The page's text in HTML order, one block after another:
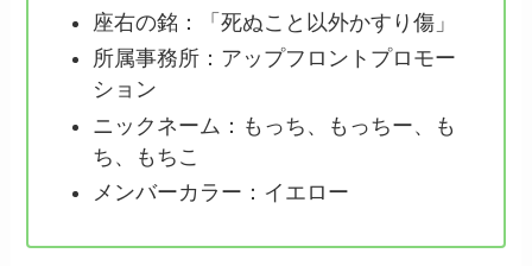
座右の銘：「死ぬこと以外かすり傷」
所属事務所：アップフロントプロモー
ション
ニックネーム：もっち、もっちー、も
ち、もちこ
メンバーカラー：イエロー